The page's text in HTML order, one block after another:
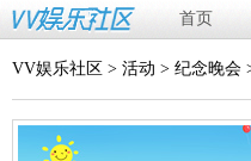
首页
VV娱乐社区 > 活动 > 纪念晚会